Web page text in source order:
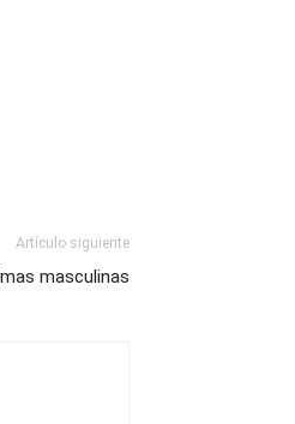
Artículo siguiente
masculinas